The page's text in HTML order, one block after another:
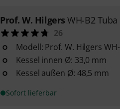
Prof. W. Hilgers WH-B2 Tuba
26
Modell: Prof. W. Hilgers
Kessel innen Ø: 33,0 mm
Kessel außen Ø: 48,5 mm
Sofort lieferbar